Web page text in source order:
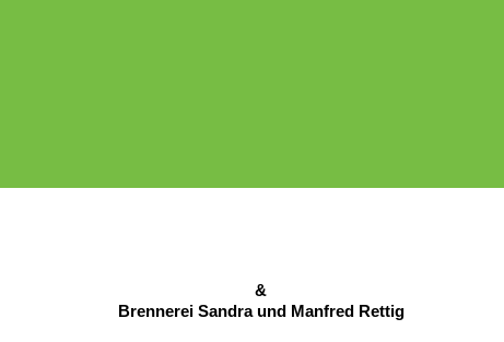
&
Brennerei Sandra und Manfred Rettig